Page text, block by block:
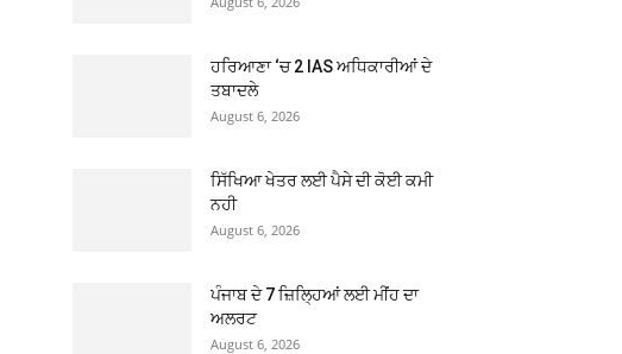
ਹਰਿਆਣਾ ‘ਚ 2 IAS ਅਧਿਕਾਰੀਆਂ ਦੇ
ਤਬਾਦਲੇ
August 6, 2026
ਸਿੱਖਿਆ ਖੇਤਰ ਲਈ ਪੈਸੇ ਦੀ ਕੋਈ ਕਮੀ
ਨਹੀ
August 6, 2026
ਪੰਜਾਬ ਦੇ 7 ਜ਼ਿਲ੍ਹਿਆਂ ਲਈ ਮੀਂਹ ਦਾ
ਅਲਰਟ
August 6, 2026